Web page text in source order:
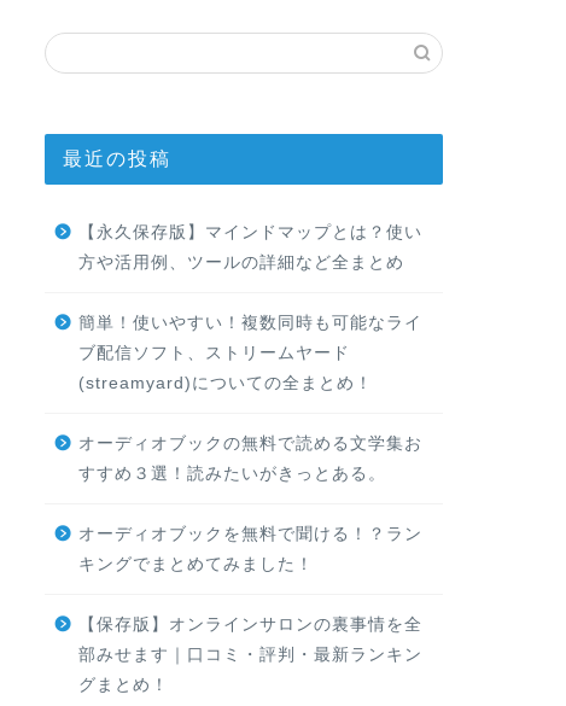
最近の投稿
【永久保存版】マインドマップとは？使い
方や活用例、ツールの詳細など全まとめ
簡単！使いやすい！複数同時も可能なライ
ブ配信ソフト、ストリームヤード
(streamyard)についての全まとめ！
オーディオブックの無料で読める文学集お
すすめ３選！読みたいがきっとある。
オーディオブックを無料で聞ける！？ラン
キングでまとめてみました！
【保存版】オンラインサロンの裏事情を全
部みせます｜口コミ・評判・最新ランキン
グまとめ！